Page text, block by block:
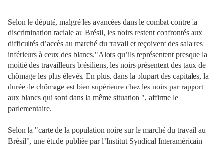
Selon le député, malgré les avancées dans le combat contre la
discrimination raciale au Brésil, les noirs restent confrontés aux
difficultés d’accès au marché du travail et reçoivent des salaires
inférieurs à ceux des blancs."Alors qu’ils représentent presque la
moitié des travailleurs brésiliens, les noirs présentent des taux de
chômage les plus élevés. En plus, dans la plupart des capitales, la
durée de chômage est bien supérieure chez les noirs par rapport
aux blancs qui sont dans la même situation ", affirme le
parlementaire.
Selon la "carte de la population noire sur le marché du travail au
Brésil", une étude publiée par l’Institut Syndical Interaméricain